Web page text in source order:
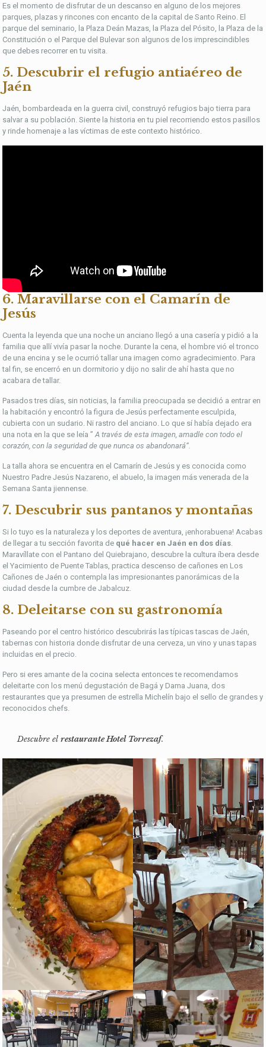
Es el momento de disfrutar de un descanso en alguno de los mejores
parques, plazas y rincones con encanto de la capital de Santo Reino. El
parque del seminario, la Plaza Deán Mazas, la Plaza del Pósito, la Plaza de la
Constitución o el Parque del Bulevar son algunos de los imprescindibles
que debes recorrer en tu visita.
5. Descubrir el refugio antiaéreo de
Jaén
Jaén, bombardeada en la guerra civil, construyó refugios bajo tierra para
salvar a su población. Siente la historia en tu piel recorriendo estos pasillos
y rinde homenaje a las víctimas de este contexto histórico.
6. Maravillarse con el Camarín de
Jesús
Cuenta la leyenda que una noche un anciano llegó a una casería y pidió a la
familia que allí vivía pasar la noche. Durante la cena, el hombre vió el tronco
de una encina y se le ocurrió tallar una imagen como agradecimiento. Para
tal fin, se encerró en un dormitorio y dijo no salir de ahí hasta que no
acabara de tallar.
Pasados tres días, sin noticias, la familia preocupada se decidió a entrar en
la habitación y encontró la figura de Jesús perfectamente esculpida,
cubierta con un sudario. Ni rastro del anciano. Lo que sí había dejado era
una nota en la que se leía ” A través de esta imagen, amadle con todo el
corazón, con la seguridad de que nunca os abandonará“.
La talla ahora se encuentra en el Camarín de Jesús y es conocida como
Nuestro Padre Jesús Nazareno, el abuelo, la imagen más venerada de la
Semana Santa jiennense.
7. Descubrir sus pantanos y montañas
Si lo tuyo es la naturaleza y los deportes de aventura, ¡enhorabuena! Acabas
de llegar a tu sección favorita de qué hacer en Jaén en dos días
Maravíllate con el Pantano del Quiebrajano, descubre la cultura íbera desde
el Yacimiento de Puente Tablas, practica descenso de cañones en Los
Cañones de Jaén o contempla las impresionantes panorámicas de la
ciudad desde la cumbre de Jabalcuz.
8. Deleitarse con su gastronomía
Paseando por el centro histórico descubrirás las típicas tascas de Jaén,
tabernas con historia donde disfrutar de una cerveza, un vino y unas tapas
incluidas en el precio.
Pero si eres amante de la cocina selecta entonces te recomendamos
deleitarte con los menú degustación de Bagá y Dama Juana, dos
restaurantes que ya presumen de estrella Michelín bajo el sello de grandes y
reconocidos chefs.
Descubre elrestaurante Hotel Torrezaf.